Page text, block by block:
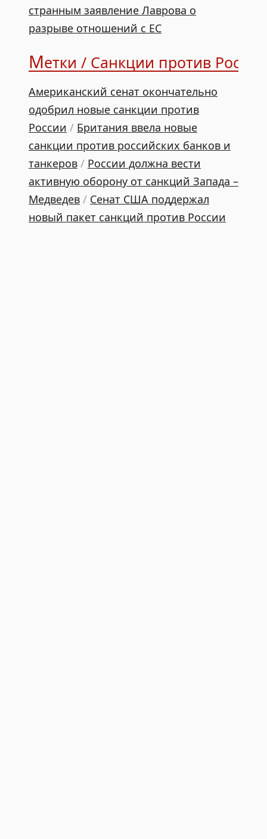
странным заявление Лаврова о
разрыве отношений с ЕС
Метки / Санкции против России
Американский сенат окончательно
одобрил новые санкции против
России / Британия ввела новые
санкции против российских банков и
танкеров / России должна вести
активную оборону от санкций Запада –
Медведев / Сенат США поддержал
новый пакет санкций против России